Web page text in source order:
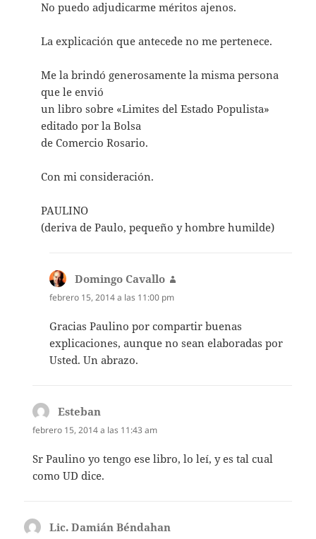
No puedo adjudicarme méritos ajenos.
La explicación que antecede no me pertenece.
Me la brindó generosamente la misma persona
que le envió
un libro sobre «Limites del Estado Populista»
editado por la Bolsa
de Comercio Rosario.
Con mi consideración.
PAULINO
(deriva de Paulo, pequeño y hombre humilde)
Domingo Cavallo
febrero 15, 2014 a las 11:00 pm
Gracias Paulino por compartir buenas
explicaciones, aunque no sean elaboradas por
Usted. Un abrazo.
Esteban
febrero 15, 2014 a las 11:43 am
Sr Paulino yo tengo ese libro, lo leí, y es tal cual
como UD dice.
Lic. Damián Béndahan